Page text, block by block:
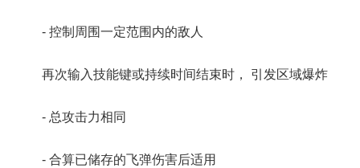
- 控制周围一定范围内的敌人
再次输入技能键或持续时间结束时， 引发区域爆炸
- 总攻击力相同
- 合算已储存的飞弹伤害后适用